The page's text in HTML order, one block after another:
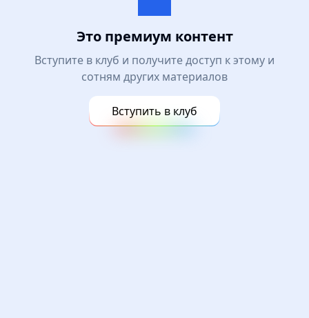
Это премиум контент
Вступите в клуб и получите доступ к этому и
сотням других материалов
Вступить в клуб